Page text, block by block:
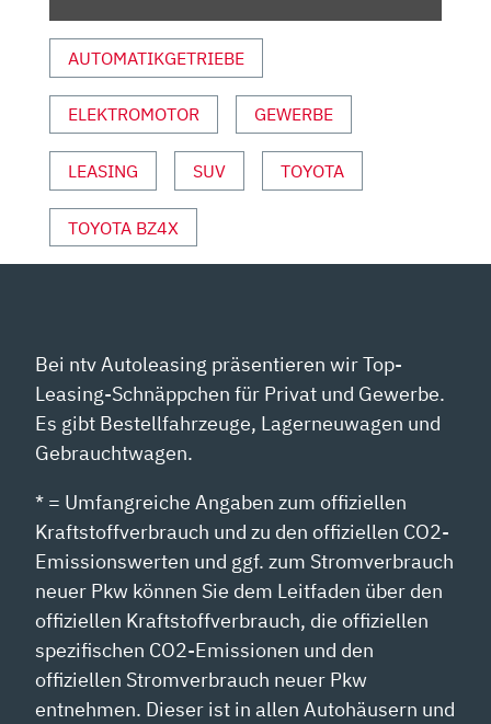
BLOCH
AUTO
MOTOR
SPORT“
VON
YOUTUBE
ANZEIGEN
AUTOMATIKGETRIEBE
ELEKTROMOTOR GEWERBE
LEASING SUV TOYOTA
TOYOTA BZ4X
Bei ntv Autoleasing präsentieren wir Top-
Leasing-Schnäppchen für Privat und Gewerbe.
Es gibt Bestellfahrzeuge, Lagerneuwagen und
Gebrauchtwagen.
* = Umfangreiche Angaben zum offiziellen
Kraftstoffverbrauch und zu den offiziellen CO2-
Emissionswerten und ggf. zum Stromverbrauch
neuer Pkw können Sie dem Leitfaden über den
offiziellen Kraftstoffverbrauch, die offiziellen
spezifischen CO2-Emissionen und den
offiziellen Stromverbrauch neuer Pkw
entnehmen. Dieser ist in allen Autohäusern und